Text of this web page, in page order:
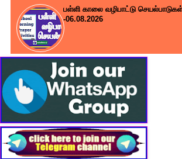
பள்ளி காலை வழிபாட்டு
-06.08.2026